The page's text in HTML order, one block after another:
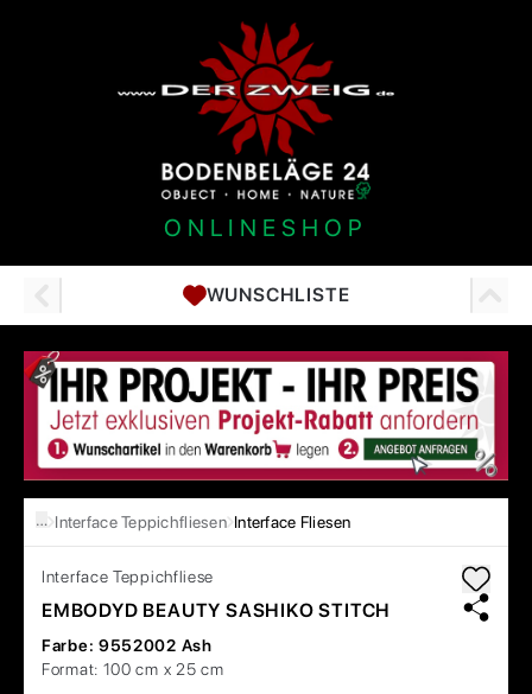
ONLINESHOP
WUNSCHLISTE
… Interface Teppichfliesen Interface Fliesen
Interface Teppichfliese
EMBODYD BEAUTY SASHIKO STITCH
Farbe: 9552002 Ash
Format: 100 cm x 25 cm